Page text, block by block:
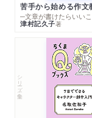
苦手から始める作文
─文章が書けたらいい
津村記久子著
シリーズ・全集